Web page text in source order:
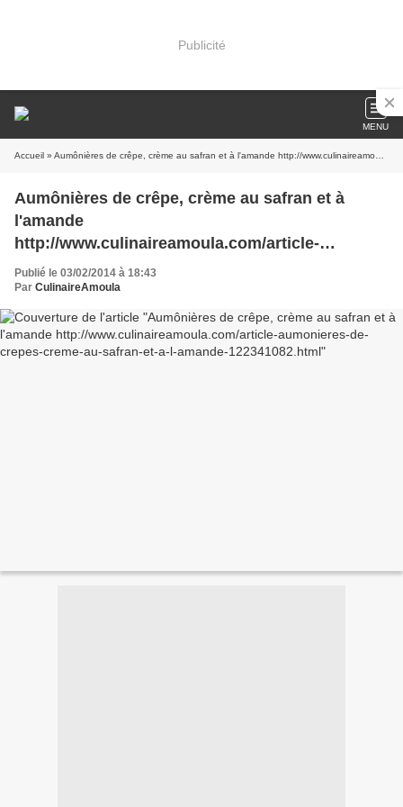
Publicité
MENU
Accueil » Aumônières de crêpe, crème au safran et à l'amande http://www.culinaireamoula.com/article-aumonieres-de-crepes-creme-au-safran-et-a-l-amande-122341082.html
Aumônières de crêpe, crème au safran et à
l'amande
http://www.culinaireamoula.com/article-
aumonieres-de-crepes-creme-au-safran-et-a-l-
amande-122341082.html
Publié le 03/02/2014 à 18:43
Par CulinaireAmoula